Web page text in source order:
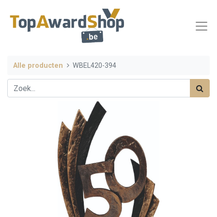
Alle producten WBEL420-394